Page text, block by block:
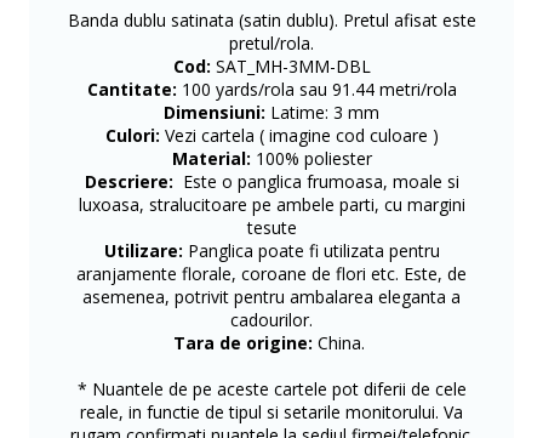
Banda dublu satinata (satin dublu). Pretul afisat este
pretul/rola.
Cod: SAT_MH-3MM-DBL
Cantitate: 100 yards/rola sau 91.44 metri/rola
Dimensiuni: Latime: 3 mm
Culori: Vezi cartela ( imagine cod culoare )
Material: 100% poliester
Descriere: Este o panglica frumoasa, moale si
luxoasa, stralucitoare pe ambele parti, cu margini
tesute
Utilizare: Panglica poate fi utilizata pentru
aranjamente florale, coroane de flori etc. Este, de
asemenea, potrivit pentru ambalarea eleganta a
cadourilor.
Tara de origine: China.
* Nuantele de pe aceste cartele pot diferii de cele
reale, in functie de tipul si setarile monitorului. Va